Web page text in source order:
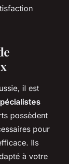
il est
possèdent
pour
Ils
à votre